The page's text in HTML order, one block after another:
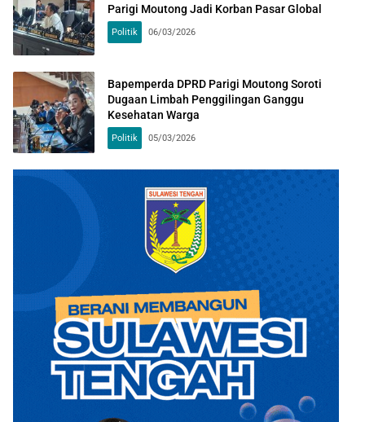
Parigi Moutong Jadi Korban Pasar Global
Politik 06/03/2026
Bapemperda DPRD Parigi Moutong Soroti
Dugaan Limbah Penggilingan Ganggu
Kesehatan Warga
Politik 05/03/2026